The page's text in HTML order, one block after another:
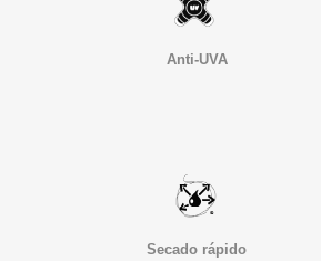
Anti-UVA
Secado rápido